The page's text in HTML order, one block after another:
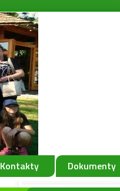
Kontakty Dokumenty